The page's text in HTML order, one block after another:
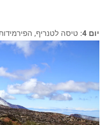
יום 4: טיסה לטנריף,